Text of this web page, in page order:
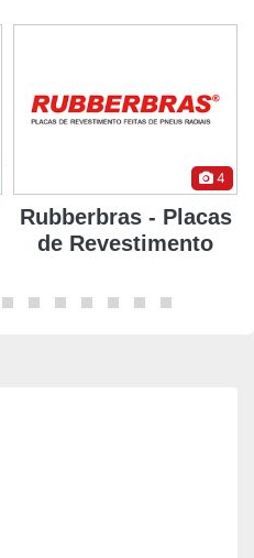
4
Rubberbras - Placas
de Revestimento